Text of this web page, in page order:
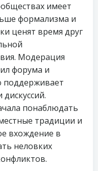
имеет
формализма и
ценят время друг
Модерация
форума и
поддерживает
понаблюдать
традиции и
вхождение в
неловких